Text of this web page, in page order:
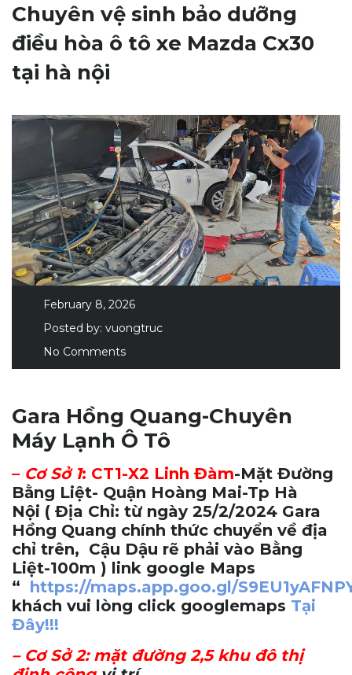
Chuyên vệ sinh bảo dưỡng
điều hòa ô tô xe Mazda Cx30
tại hà nội
February 8, 2026
Posted by: vuongtruc
No Comments
Gara Hồng Quang-Chuyên
Máy Lạnh Ô Tô
– Cơ Sở 1: CT1-X2 Linh Đàm-Mặt Đường
Bằng Liệt- Quận Hoàng Mai-Tp Hà
Nội ( Địa Chỉ: từ ngày 25/2/2024 Gara
Hồng Quang chính thức chuyển về địa
chỉ trên, Cậu Dậu rẽ phải vào Bằng
Liệt-100m ) link google Maps
“ https://maps.app.goo.gl/
khách vui lòng click googlemaps Tại
Đây!!!
– Cơ Sở 2: mặt đường 2,5 khu đô thị